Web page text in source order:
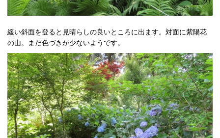
緩い斜面を登ると見晴らしの良いところに出ます。対面に紫陽花
の山。まだ色づきが少ないようです。